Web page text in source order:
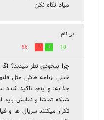
میاد نگاه نکن
بی نام
10
96
چرا بیخودی نظر میدید؟
خیلی برنامه هاش مثل
جذابه. و اینجا تاکید شده
تکرار میکنند سریال ها و